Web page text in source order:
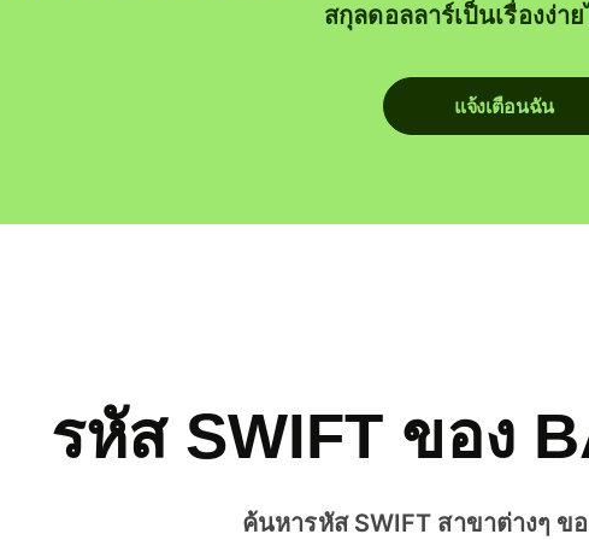
สกุลดอลลาร์เป็นเรื่องง่า
แจ้งเตือนฉัน
รหัส SWIFT ของ
ค้นหารหัส SWIFT สาขาต่างๆ ข